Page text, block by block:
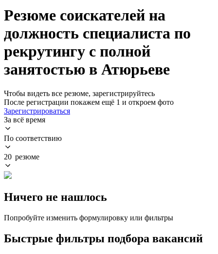
Резюме соискателей на
должность специалиста по
рекрутингу с полной
занятостью в Атюрьеве
Чтобы видеть все резюме, зарегистрируйтесь
После регистрации покажем ещё 1 и откроем фото
Зарегистрироваться
За всё время
По соответствию
20 резюме
Ничего не нашлось
Попробуйте изменить формулировку или фильтры
Быстрые фильтры подбора вакансий